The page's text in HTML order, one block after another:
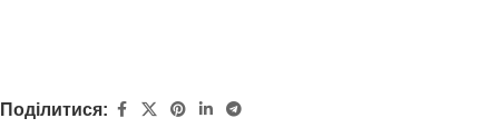
Поділитися: